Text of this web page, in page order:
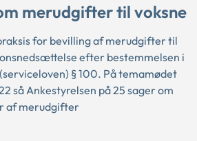
merudgifter til voksne
for bevilling af merudgifter til
efter bestemmelsen i
§ 100. På temamødet
så Ankestyrelsen på 25 sager om
af merudgifter